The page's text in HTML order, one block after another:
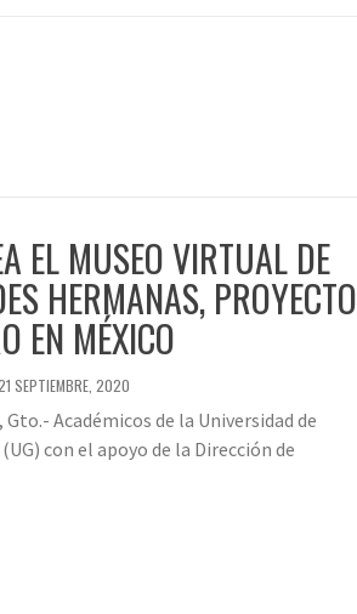
EL MUSEO VIRTUAL DE
HERMANAS, PROYECTO
EN MÉXICO
SEPTIEMBRE, 2020
Académicos de la Universidad de
con el apoyo de la Dirección de